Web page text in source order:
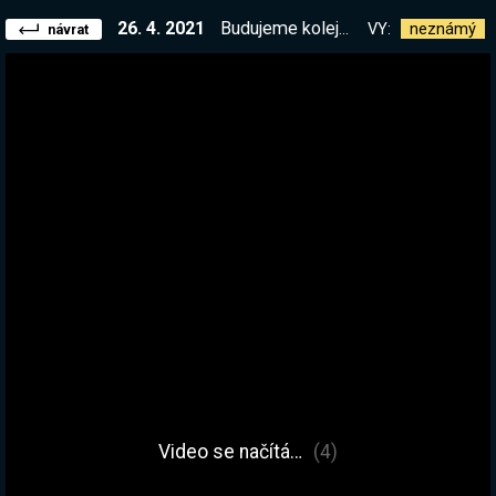
návrat 26. 4. 2021 Budujeme koleje, cesty a celé továrny! VY: neznámý
Video se načítá… (4)